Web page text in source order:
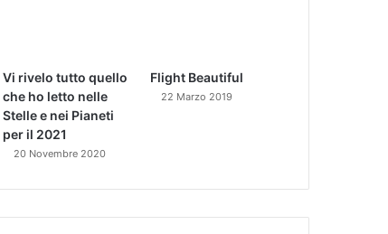
Vi rivelo tutto quello
che ho letto nelle
Stelle e nei Pianeti
per il 2021
20 Novembre 2020
Flight Beautiful
22 Marzo 2019